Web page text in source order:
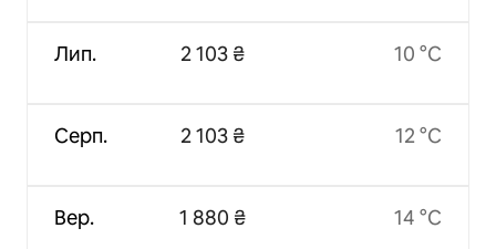
Лип.
Серп.
Вер.
2 103 ₴
2 103 ₴
1 880 ₴
10 °C
12 °C
14 °C